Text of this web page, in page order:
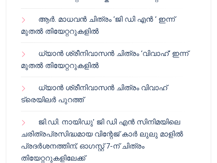
ആർ. മാധവൻ ചിത്രം ‘ജി ഡി എൻ ‘ ഇന്ന്
മുതൽ തിയേറ്ററുകളിൽ
ധ്യാൻ ശ്രീനിവാസൻ ചിത്രം ‘വിവാഹ്’ ഇന്ന്
മുതൽ തിയേറ്ററുകളിൽ
ധ്യാൻ ശ്രീനിവാസൻ ചിത്രം വിവാഹ്
ട്രെയിലർ പുറത്ത്
ജി.ഡി. നായിഡു’ ജി ഡി എൻ സിനിമയിലെ
ചരിത്രപ്രസിദ്ധമായ വിന്റേജ് കാർ ലുലു മാളിൽ
പ്രദർശനത്തിന്; ഓഗസ്റ്റ് 7-ന് ചിത്രം
തിയേറ്ററുകളിലേക്ക്